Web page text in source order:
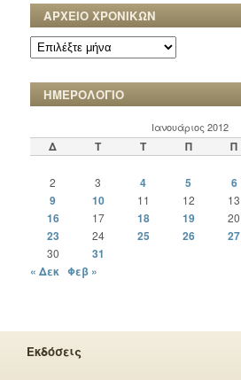
ΑΡΧΕΙΟ ΧΡΟΝΙΚΩΝ
ΑΡΧΕΙΟ
ΧΡΟΝΙΚΩΝ
ΗΜΕΡΟΛΟΓΙΟ
Ιανουάριος 2012
Δ Τ Τ Π Π
2 3 4 5 6
9 10 11 12 13
16 17 18 19 20
23
24 25 26 27
30
31
« Δεκ Φεβ »
Εκδόσεις